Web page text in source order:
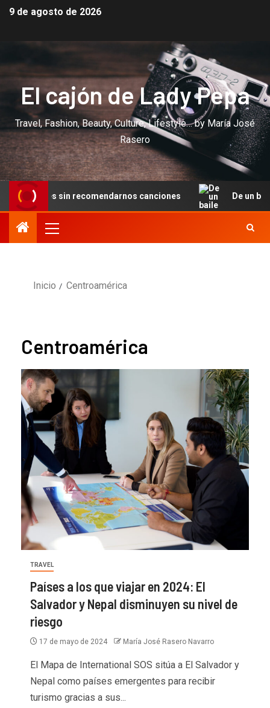
9 de agosto de 2026
El cajón de Lady Pepa
Travel, Fashion, Beauty, Culture, Lifestyle… by María José
Rasero
recomendarnos canciones De un baile en Cannes
Inicio Centroamérica
Centroamérica
TRAVEL
Países a los que viajar en 2024: El
Salvador y Nepal disminuyen su nivel de
riesgo
17 de mayo de 2024 María José Rasero Navarro
El Mapa de International SOS sitúa a El Salvador y
Nepal como países emergentes para recibir
turismo gracias a sus...